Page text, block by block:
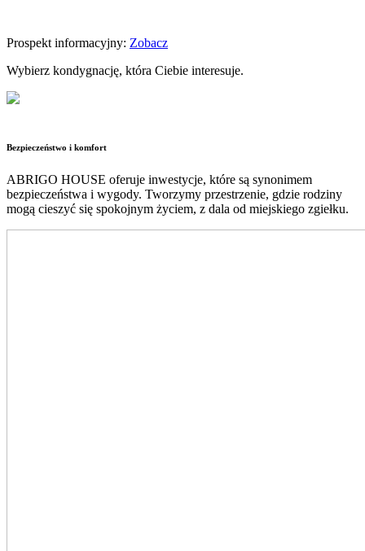
Prospekt informacyjny: Zobacz
Wybierz kondygnację, która Ciebie interesuje.
Bezpieczeństwo i komfort
ABRIGO HOUSE oferuje inwestycje, które są synonimem
bezpieczeństwa i wygody. Tworzymy przestrzenie, gdzie rodziny
mogą cieszyć się spokojnym życiem, z dala od miejskiego zgiełku.